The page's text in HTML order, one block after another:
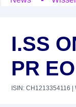
I.SS
PR EO
ISIN: CH1213354116